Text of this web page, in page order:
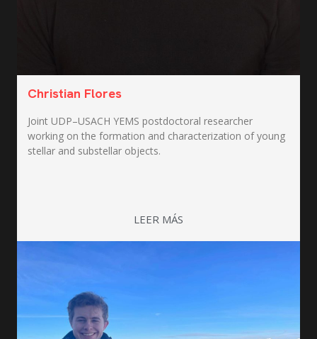
Christian Flores
Joint UDP–USACH YEMS postdoctoral researcher
working on the formation and characterization of young
stellar and substellar objects.
LEER MÁS